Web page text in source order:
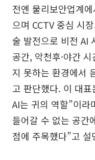
전엔 물리보안업계
으며 CCTV 중심 시
술 발전으로 비전 AI
공간, 악천후·야간
지 못하는 환경에서
고 판단했다. 이 대표
AI는 귀의 역할”이라
들어갈 수 없는 공간
점에 주목했다”고 설